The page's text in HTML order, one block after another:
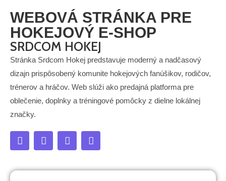
Mittsia
WEBOVÁ STRÁNKA PRE
HOKEJOVÝ E-SHOP
SRDCOM HOKEJ
Stránka Srdcom Hokej predstavuje moderný a nadčasový
dizajn prispôsobený komunite hokejových fanúšikov, rodičov,
trénerov a hráčov. Web slúži ako predajná platforma pre
oblečenie, doplnky a tréningové pomôcky z dielne lokálnej
značky.